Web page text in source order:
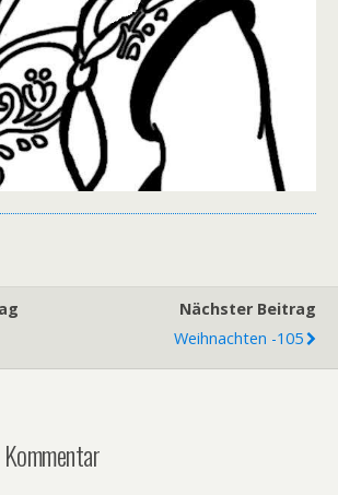
Nächster Beitrag
Weihnachten -105